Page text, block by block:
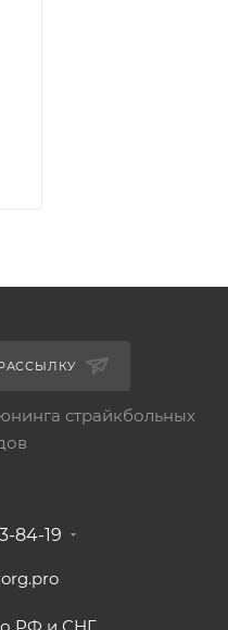
страйкбольных
84-19